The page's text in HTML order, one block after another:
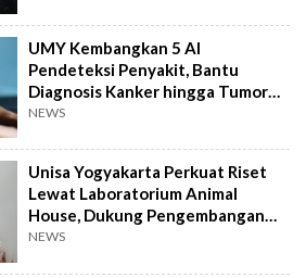
UMY Kembangkan 5 AI
Pendeteksi Penyakit, Bantu
Diagnosis Kanker hingga Tumor
Otak Lebih Cepat
NEWS
Unisa Yogyakarta Perkuat Riset
Lewat Laboratorium Animal
House, Dukung Pengembangan
Kandidat Obat
NEWS